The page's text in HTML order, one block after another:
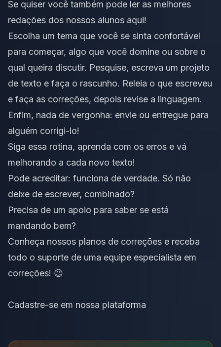
Se quiser você também pode ler as melhores
redações dos nossos alunos aqui!
Escolha um tema que você se sinta confortável
para começar, algo que você domine ou sobre o
qual queira discutir. Pesquise, escreva um projeto
de texto e faça o rascunho. Releia o que escreveu
e faça as correções, depois revise a linguagem.
Enfim, nada de vergonha: envie ou entregue para
alguém corrigi-lo!
Siga essa rotina, aprenda com os erros e vá
melhorando a cada novo texto!
Pode acreditar: funciona de verdade. Só não
deixe de escrever, combinado?
Precisa de um apoio para saber se está
mandando bem?
Conheça nossos planos de correções e receba
todo o suporte de uma equipe especialista em
correções! 😉
Cadastre-se em nossa plataforma